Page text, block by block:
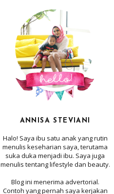
ANNISA STEVIANI
Halo! Saya ibu satu anak yang rutin
menulis keseharian saya, terutama
suka duka menjadi ibu. Saya juga
menulis tentang lifestyle dan beauty.
Blog ini menerima advertorial.
Contoh yang pernah saya kerjakan